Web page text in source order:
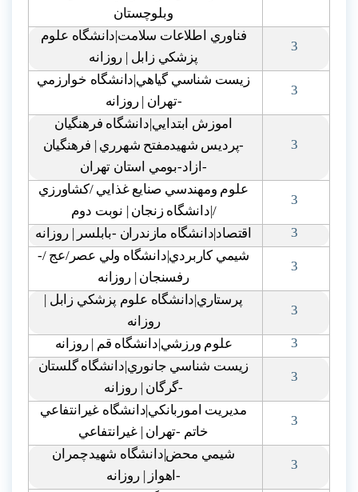
وبلوچستان
3
فناوري اطلاعات سلامت|دانشگاه علوم
پزشکي زابل | روزانه
3
زيست شناسي گياهي|دانشگاه خوارزمي
-تهران | روزانه
3
اموزش ابتدايي|دانشگاه فرهنگيان
-پرديس شهيدمفتح شهرري | فرهنگيان
-ازاد-بومي استان تهران
3
علوم ومهندسي صنايع غذايي /کشاورزي
/|دانشگاه زنجان | نوبت دوم
3
اقتصاد|دانشگاه مازندران -بابلسر | روزانه
3
شيمي کاربردي|دانشگاه ولي عصر/عج /-
رفسنجان | روزانه
3
پرستاري|دانشگاه علوم پزشکي زابل |
روزانه
3
علوم ورزشي|دانشگاه قم | روزانه
3
زيست شناسي جانوري|دانشگاه گلستان
-گرگان | روزانه
3
مديريت اموربانکي|دانشگاه غيرانتفاعي
خاتم -تهران | غيرانتفاعي
3
شيمي محض|دانشگاه شهيدچمران
-اهواز | روزانه